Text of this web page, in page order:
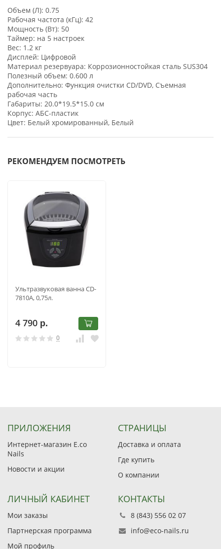
Объем (Л): 0.75
Рабочая частота (кГц): 42
Мощность (Вт): 50
Таймер: на 5 настроек
Вес: 1.2 кг
Дисплей: Цифровой
Материал резервуара: Коррозионностойкая сталь SUS304
Полезный объем: 0.600 л
Дополнительно: Функция очистки CD/DVD, Съемная
рабочая часть
Габариты: 20.0*19.5*15.0 см
Корпус: АБС-пластик
Цвет: Белый хромированный, Белый
РЕКОМЕНДУЕМ ПОСМОТРЕТЬ
Ультразвуковая ванна CD-
7810А, 0,75л.
4 790 р.
0
ПРИЛОЖЕНИЯ
Интернет-магазин E.co
Nails
Новости и акции
СТРАНИЦЫ
Доставка и оплата
Где купить
О компании
ЛИЧНЫЙ КАБИНЕТ
Мои заказы
Партнерская программа
Мой профиль
КОНТАКТЫ
8 (843) 556 02 07
info@eco-nails.ru